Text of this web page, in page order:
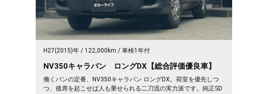
H27(2015)年 122,000km 車検1年付
NV350キャラバン ロングDX【総合評価優良車】
働くバンの定番、NV350キャラバン ロングDX。荷室を優先しつ
つ、後席を起こせば人も乗せられる二刀流の実力派です。純正SD